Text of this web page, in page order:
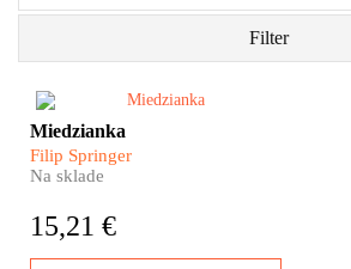
Filter
Všechno, co kdysi bývalo v
hornickém městečku
Miedzianka, zrekonstruoval
dojímavé knize.
Miedzianka
Filip Springer
Na sklade
15,21 €